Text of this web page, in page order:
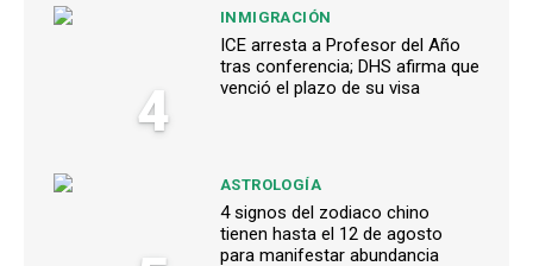
4
INMIGRACIÓN
ICE arresta a Profesor del Año
tras conferencia; DHS afirma que
venció el plazo de su visa
ASTROLOGÍA
4 signos del zodiaco chino
tienen hasta el 12 de agosto
para manifestar abundancia